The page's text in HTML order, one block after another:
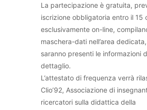
La partecipazione è gratuita,
iscrizione obbligatoria entro il 15
esclusivamente on-line,
maschera-dati nell’area
saranno presenti le informazioni
dettaglio.
L’attestato di frequenza verrà
Clio’92, Associazione di
ricercatori sulla didattica della